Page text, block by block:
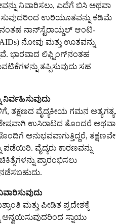
ನಿವಾರಿಸಲು, ಎದೆಗೆ ಬಿಸಿ ಅಥವಾ
ಉರಿಯೂತವನ್ನು ಕಡಿಮೆ
ನಾನ್‌ಸ್ಟೆರಾಯ್ಡಲ್ ಆಂಟಿ-
ನೋವು ಮತ್ತು ಊತವನ್ನು
ಭಾರವಾದ ಲಿಫ್ಟಿಂಗ್‌ನಂತಹ
ತಪ್ಪಿಸುವುದು ಸಹ
ತಕ್ಷಣದ ವೈದ್ಯಕೀಯ ಗಮನ ಅತ್ಯಗತ್ಯ.
ಉಸಿರಾಟದ ತೊಂದರೆ ಅಥವಾ
ಅನುಭವವಾಗುತ್ತಿದ್ದರೆ, ತಕ್ಷಣವೇ
ಪಡೆಯಿರಿ. ವೈದ್ಯರು ಕಾರಣವನ್ನು
ಪ್ರಾರಂಭಿಸಲು
ಮತ್ತು ಪೀಡಿತ ಪ್ರದೇಶಕ್ಕೆ
ಅನ್ವಯಿಸುವುದರಿಂದ ಸ್ನಾಯು